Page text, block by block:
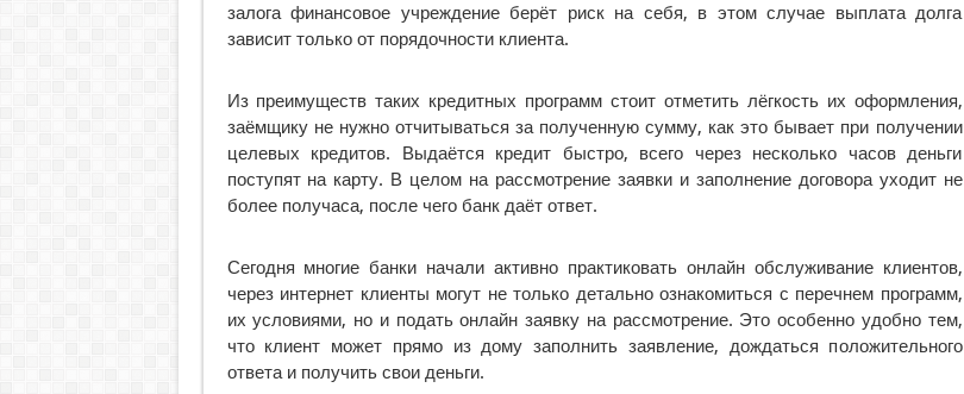
залога финансовое учреждение берёт риск на себя, в этом случае выплата долга
зависит только от порядочности клиента.
Из преимуществ таких кредитных программ стоит отметить лёгкость их оформления,
заёмщику не нужно отчитываться за полученную сумму, как это бывает при получении
целевых кредитов. Выдаётся кредит быстро, всего через несколько часов деньги
поступят на карту. В целом на рассмотрение заявки и заполнение договора уходит не
более получаса, после чего банк даёт ответ.
Сегодня многие банки начали активно практиковать онлайн обслуживание клиентов,
через интернет клиенты могут не только детально ознакомиться с перечнем программ,
их условиями, но и подать онлайн заявку на рассмотрение. Это особенно удобно тем,
что клиент может прямо из дому заполнить заявление, дождаться положительного
ответа и получить свои деньги.